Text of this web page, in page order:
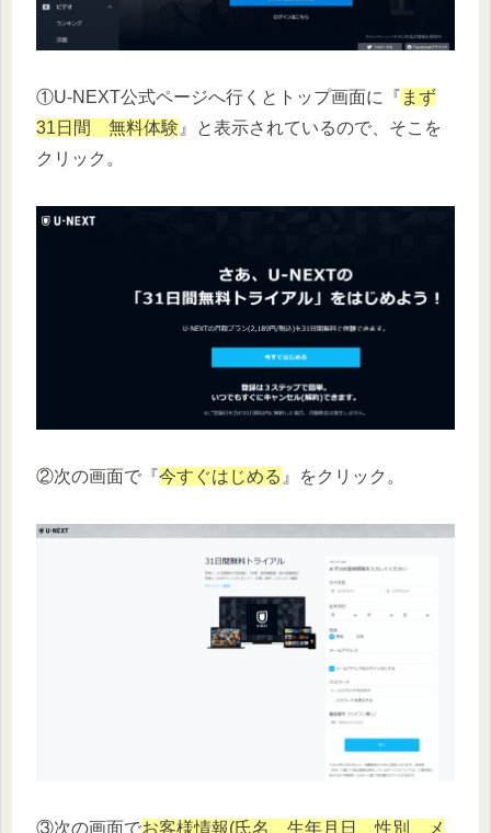
①U-NEXT公式ページへ行くとトップ画面に『 まず
31日間 無料体験 』と表示されているので、そこを
クリック。
②次の画面で『今すぐはじめる 』をクリック。
③次の画面でお客様情報(氏名、生年月日、性別、メ